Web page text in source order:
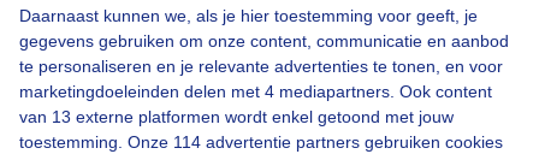
Daarnaast kunnen we, als je hier toestemming voor geeft, je
gegevens gebruiken om onze content, communicatie en aanbod
te personaliseren en je relevante advertenties te tonen, en voor
marketingdoeleinden delen met 4 mediapartners. Ook content
van 13 externe platformen wordt enkel getoond met jouw
toestemming. Onze 114 advertentie partners gebruiken cookies
Een moment geduld aub...